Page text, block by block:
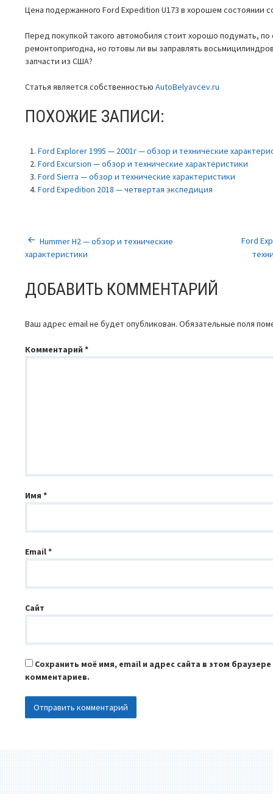
Цена подержанного Ford Expedition U173 в хорошем состоянии
Перед покупкой такого автомобиля стоит хорошо подумать,
ремонтопригодна, но готовы ли вы заправлять
запчасти из США?
Статья является собственностьюAutoBelyavcev.ru
ПОХОЖИЕ ЗАПИСИ:
Ford Explorer 1995 — 2001г — обзор и технические
Ford Excursion — обзор и технические характеристики
Ford Sierra — обзор и технические характеристики
Ford Expedition 2018 — четвертая экспедиция
НАВИГАЦИЯ
ЗАПИСЯМ
Hummer H2 — обзор и технические
характеристики
Ford
ДОБАВИТЬ КОММЕНТАРИЙ
Ваш адрес email не будет опубликован.Обязательные поля
Комментарий*
Имя*
Email*
Сайт
Сохранить моё имя, email и адрес сайта в этом
комментариев.